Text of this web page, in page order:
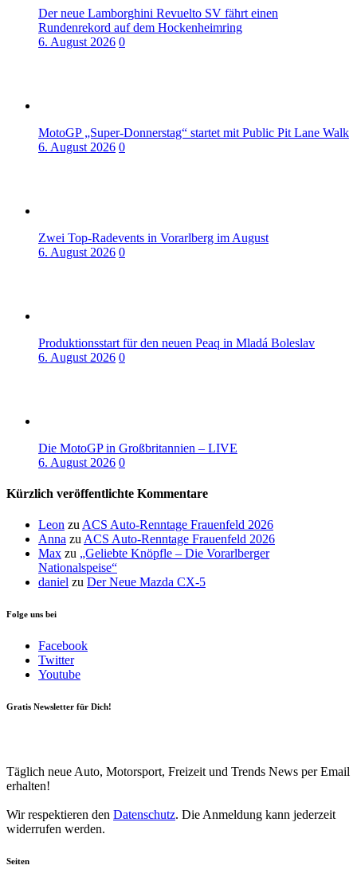
Der neue Lamborghini Revuelto SV fährt einen
Rundenrekord auf dem Hockenheimring
6. August 2026 0
MotoGP „Super-Donnerstag“ startet mit Public Pit Lane Walk
6. August 2026 0
Zwei Top-Radevents in Vorarlberg im August
6. August 2026 0
Produktionsstart für den neuen Peaq in Mladá Boleslav
6. August 2026 0
Die MotoGP in Großbritannien – LIVE
6. August 2026 0
Kürzlich veröffentlichte Kommentare
Leon zuACS Auto-Renntage Frauenfeld 2026
Anna zuACS Auto-Renntage Frauenfeld 2026
Max zu „Geliebte Knöpfle – Die Vorarlberger
Nationalspeise“
daniel zu Der Neue Mazda CX-5
Folge uns bei
Facebook
Twitter
Youtube
Gratis Newsletter für Dich!
Täglich neue Auto, Motorsport, Freizeit und Trends News per Email
erhalten!
Wir respektieren den Datenschutz. Die Anmeldung kann jederzeit
widerrufen werden.
Seiten